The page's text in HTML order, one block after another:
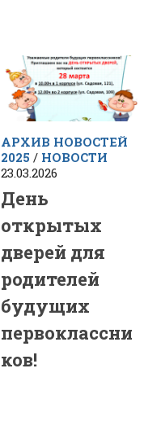
АРХИВ НОВОСТЕЙ
2025 / НОВОСТИ
23.03.2026
День
открытых
дверей для
родителей
будущих
первоклассни
ков!